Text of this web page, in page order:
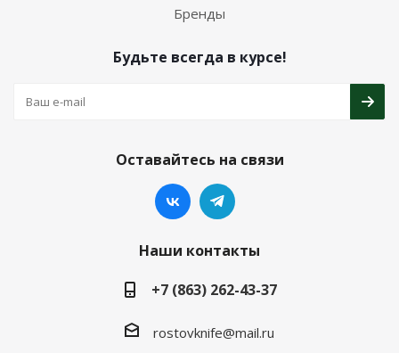
Бренды
Будьте всегда в курсе!
Оставайтесь на связи
Наши контакты
+7 (863) 262-43-37
rostovknife@mail.ru